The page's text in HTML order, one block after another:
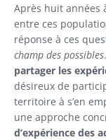
Après huit années
entre ces
réponse à ces
champ des possibles
partager les
désireux de
territoire à s’en
une approche
d’expérience des